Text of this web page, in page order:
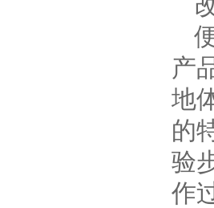
产
地
的
验
作